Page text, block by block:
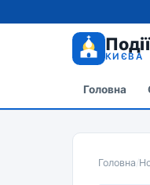
Події
КИЄВА
Головна
Головна/